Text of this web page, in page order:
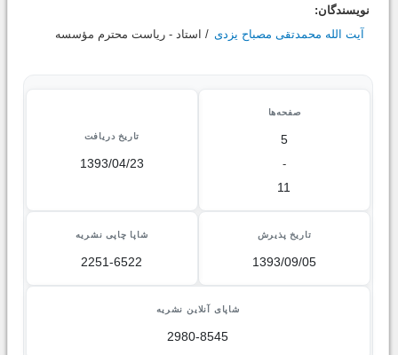
نویسندگان:
آیت الله محمدتقی مصباح یزدی / استاد - ریاست محترم مؤسسه
صفحه‌ها
5
-
11
تاریخ دریافت
1393/04/23
تاریخ پذیرش
1393/09/05
شاپا چاپی نشریه
2251-6522
شاپای آنلاین نشریه
2980-8545